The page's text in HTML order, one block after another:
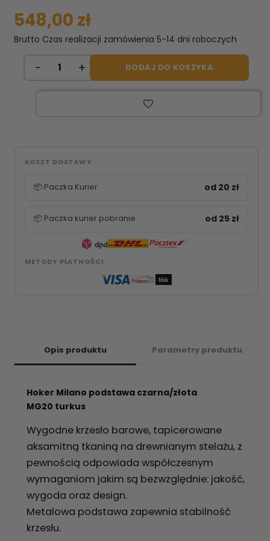
548,00 zł
Brutto Czas realizacji zamówienia 5-14 dni roboczych
DODAJ DO KOSZYKA
favorite_border
KOSZT DOSTAWY
📦 Paczka Kurier od 20 zł
📦 Paczka kurier pobranie od 25 zł
METODY PŁATNOŚCI
Opis produktu Parametry produktu
Hoker Milano podstawa czarna/złota
MG20 turkus
Wygodne krzesło barowe, tapicerowane
aksamitną tkaniną na drewnianym stelażu, z
pewnością odpowiada współczesnym
wymaganiom jakim są bezwzględnie: jakość,
wygoda oraz design.
Metalowa podstawa zapewnia stabilność
krzesłu.